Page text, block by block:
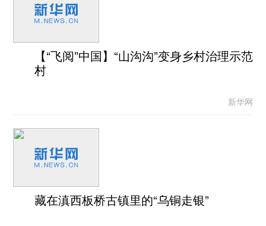
【“飞阅”中国】“山沟沟”变身乡村治理示范
村
新华网
藏在滇西板桥古镇里的“乌铜走银”